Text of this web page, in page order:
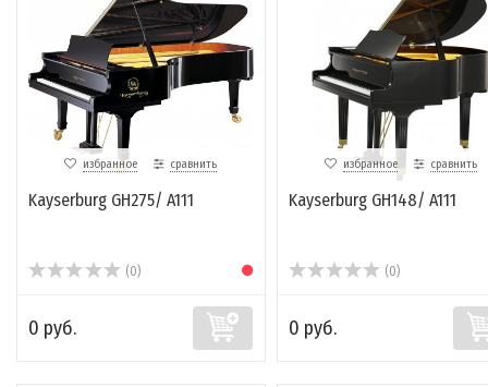
избранное сравнить
Kayserburg GH275/ A111
(0)
0 руб.
избранное сравнить
Kayserburg GH148/ A111
(0)
0 руб.